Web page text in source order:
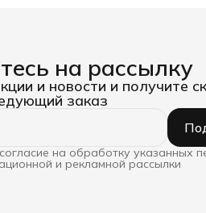
на рассылку
и новости и получите
заказ
на обработку указанных
и рекламной рассылки